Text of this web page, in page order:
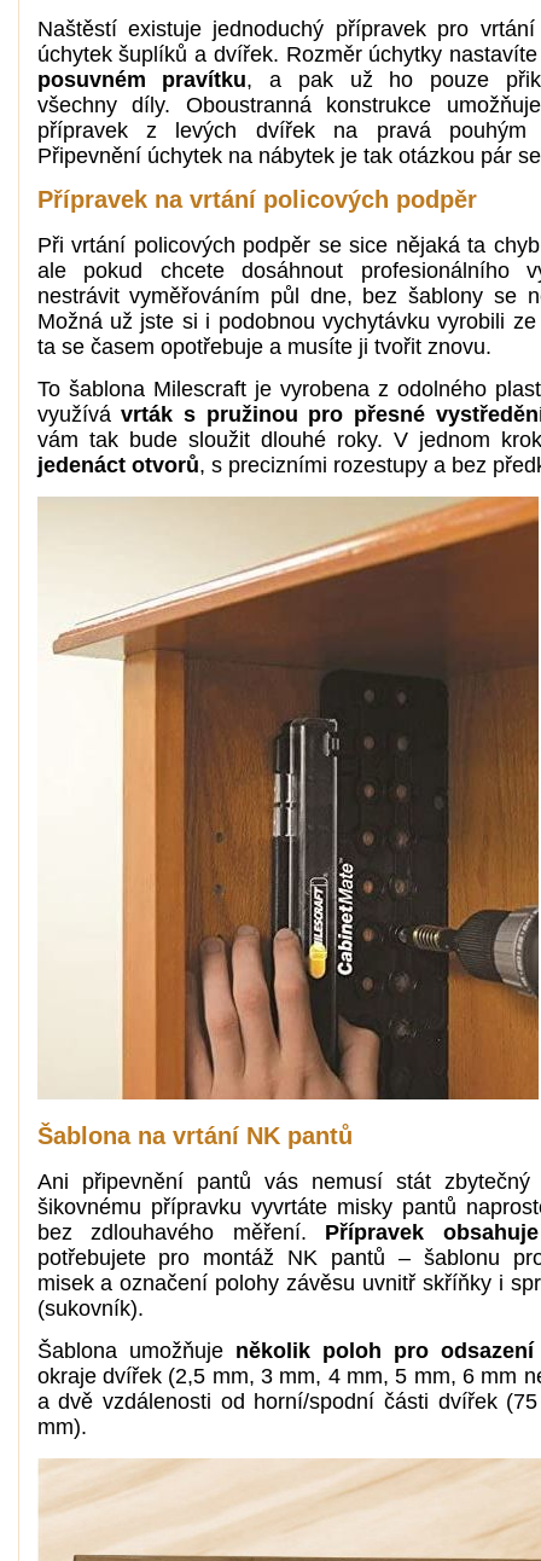
Naštěstí existuje jednoduchý přípravek pro
úchytek šuplíků a dvířek. Rozměr úchytky
posuvném pravítku, a pak už ho pouze
všechny díly. Oboustranná konstrukce
přípravek z levých dvířek na pravá pouhým
Připevnění úchytek na nábytek je tak otázkou pár
Přípravek na vrtání policových podpěr
Při vrtání policových podpěr se sice nějaká ta
ale pokud chcete dosáhnout profesionálního
nestrávit vyměřováním půl dne, bez šablony se
Možná už jste si i podobnou vychytávku vyrobili
ta se časem opotřebuje a musíte ji tvořit znovu.
To šablona Milescraft je vyrobena z odolného
využívávrták s pružinou pro přesné
vám tak bude sloužit dlouhé roky. V jednom
jedenáct otvorů, s precizními rozestupy a bez
Šablona na vrtání NK pantů
Ani připevnění pantů vás nemusí stát
šikovnému přípravku vyvrtáte misky pantů
bez zdlouhavého měření. Přípravek
potřebujete pro montáž NK pantů – šablonu
misek a označení polohy závěsu uvnitř skříňky i
(sukovník).
Šablona umožňuje několik poloh pro odsazení
okraje dvířek (2,5 mm, 3 mm, 4 mm, 5 mm, 6 mm
a dvě vzdálenosti od horní/spodní části dvířek
mm).